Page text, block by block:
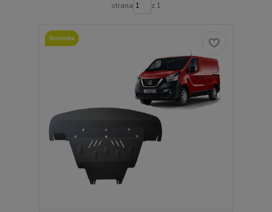
strana z 1
Novinka